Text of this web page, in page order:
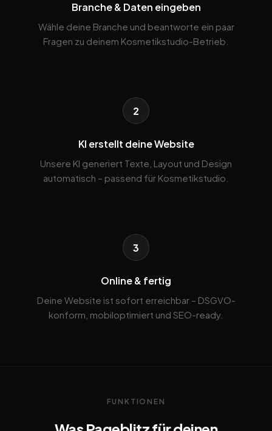
Branche & Daten eingeben
Wähle deine Branche und beantworte ein paar
Fragen zu deinem Kosmetikstudio-Betrieb.
2
KI erstellt deine Website
Unsere KI generiert Texte, Layout und Design
automatisch – passend für Kosmetikstudio.
3
Online & fertig
Deine Website ist sofort erreichbar – DSGVO-
konform, mobiloptimiert und SEO-ready.
FUNKTIONEN